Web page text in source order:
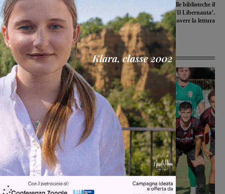
Ponterosso: in attesa della sentenza
per il ponte, le ruspe hanno iniziato i
lavori nell’alveo del torrente
Prende il via nelle biblioteche il
concorso a premi ‘Il Libernauta’.
Scopo: promuovere la lettura
Ultime Notizie